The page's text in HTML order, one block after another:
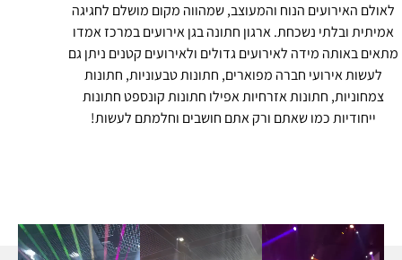
לאולם האירועים הנוח והמעוצב, שמהווה מקום מושלם לחגיגה
אמיתית ובלתי נשכחת. ארגון חתונה בגן אירועים במרכז אמדו
מתאים באותה מידה לאירועים גדולים ולאירועים קטנים ניתן גם
לעשות אירועי חברה מפוארים, חתונות טבעוניות, חתונות
צמחוניות, חתונות אזרחיות אפילו חתונות קונספט חתונות
ייחודיות כמו שאתם ורק אתם חושבים וחלמתם לעשות!